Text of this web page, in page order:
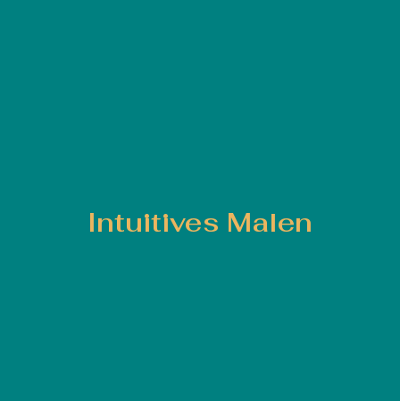
Intuitives Malen